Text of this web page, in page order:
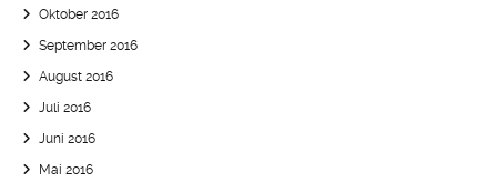
Oktober 2016
September 2016
August 2016
Juli 2016
Juni 2016
Mai 2016